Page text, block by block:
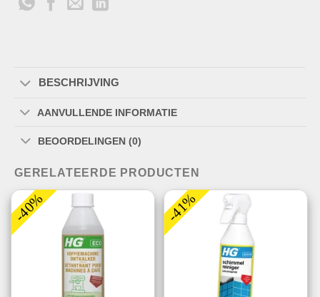
BESCHRIJVING
AANVULLENDE INFORMATIE
BEOORDELINGEN (0)
GERELATEERDE PRODUCTEN
-40% -41%